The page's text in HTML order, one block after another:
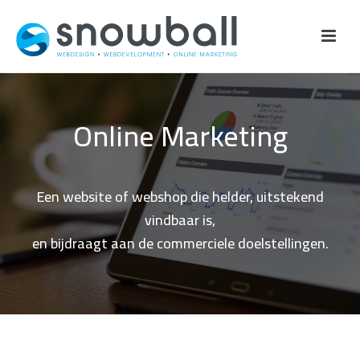
Online Marketing
Een website of webshop die helder, uitstekend
vindbaar is,
en bijdraagt aan de commerciele doelstellingen.